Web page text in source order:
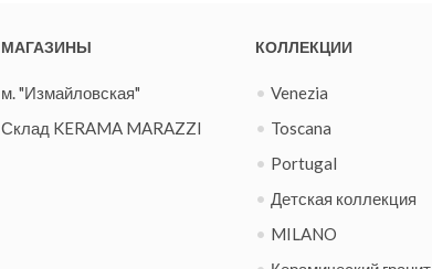
МАГАЗИНЫ
м. "Измайловская"
Склад KERAMA MARAZZI
КОЛЛЕКЦИИ
Venezia
Toscana
Portugal
Детская коллекция
MILANO